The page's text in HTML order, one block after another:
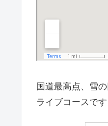
国道最高点、雪
ライブコースです